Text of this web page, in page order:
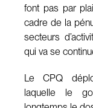
font pas par
cadre de la
secteurs
qui va se
Le CPQ
laquelle le